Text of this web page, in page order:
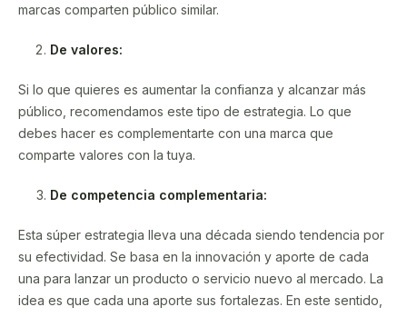
marcas comparten público similar.
De valores:
Si lo que quieres es aumentar la confianza y alcanzar más
público, recomendamos este tipo de estrategia. Lo que
debes hacer es complementarte con una marca que
comparte valores con la tuya.
De competencia complementaria:
Esta súper estrategia lleva una década siendo tendencia por
su efectividad. Se basa en la innovación y aporte de cada
una para lanzar un producto o servicio nuevo al mercado. La
idea es que cada una aporte sus fortalezas. En este sentido,